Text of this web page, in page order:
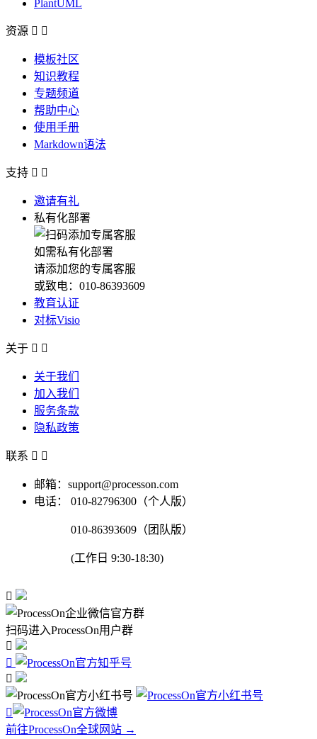
PlantUML
资源  
模板社区
知识教程
专题频道
帮助中心
使用手册
Markdown语法
支持  
邀请有礼
私有化部署
如需私有化部署
请添加您的专属客服
或致电：010-86393609
教育认证
对标Visio
关于  
关于我们
加入我们
服务条款
隐私政策
联系  
邮箱：support@processon.com
电话：
010-82796300（个人版）
010-86393609（团队版）
(工作日 9:30-18:30)

扫码进入ProcessOn用户群




前往ProcessOn全球网站 →